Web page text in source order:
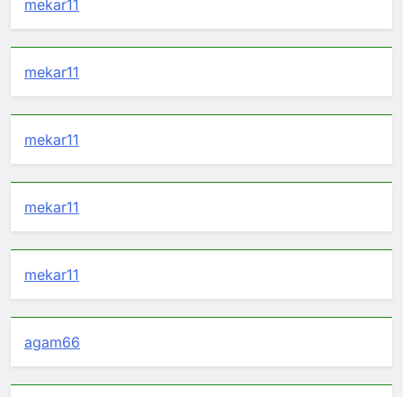
mekar11
mekar11
mekar11
mekar11
mekar11
agam66